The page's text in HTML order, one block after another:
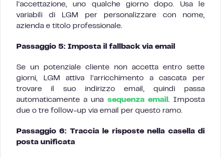
l’accettazione, uno qualche giorno dopo. Usa le
variabili di LGM per personalizzare con nome,
azienda e titolo professionale.
Passaggio 5: Imposta il fallback via email
Se un potenziale cliente non accetta entro sette
giorni, LGM attiva l’arricchimento a cascata per
trovare il suo indirizzo email, quindi passa
automaticamente a una sequenza email
. Imposta
due o tre follow-up via email per questo ramo.
Passaggio 6: Traccia le risposte nella casella di
posta unificata